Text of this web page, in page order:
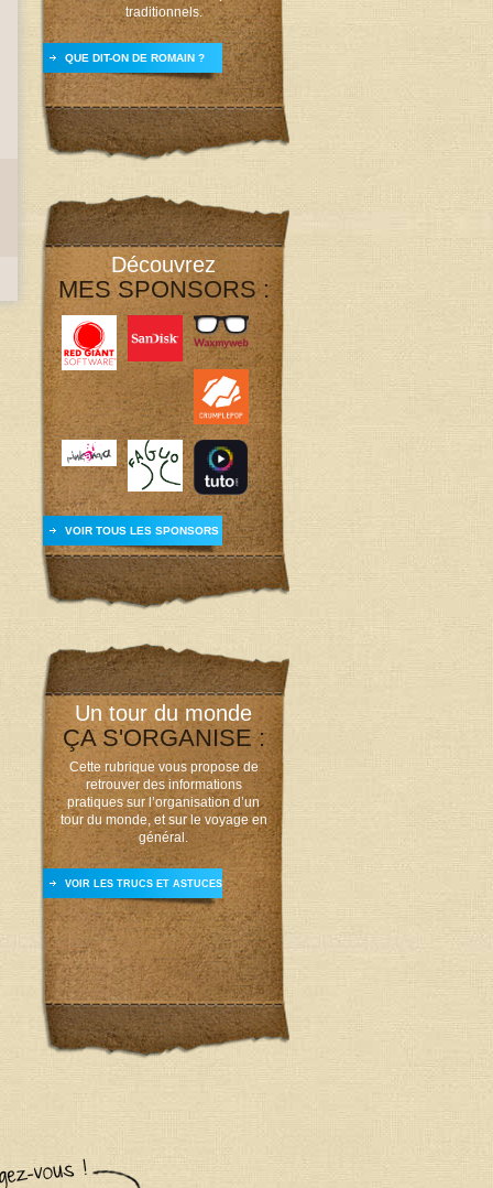
traditionnels.
QUE DIT-ON DE ROMAIN ?
Découvrez
MES SPONSORS :
VOIR TOUS LES SPONSORS
Un tour du monde
ÇA S'ORGANISE :
Cette rubrique vous propose de
retrouver des informations
pratiques sur l’organisation d’un
tour du monde, et sur le voyage en
général.
VOIR LES TRUCS ET ASTUCES